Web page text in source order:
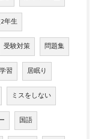
年生
受験対策 問題集
習 居眠り
ミスをしない
国語